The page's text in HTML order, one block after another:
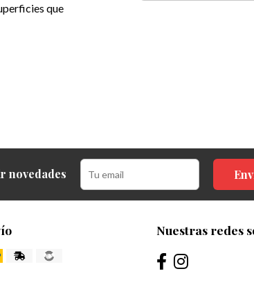
que
novedades
Nuestras redes